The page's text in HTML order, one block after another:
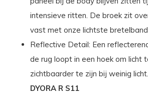
intensieve ritten. De broek zit
vast met onze lichtste
Reflective Detail: Een
de rug loopt in een hoek om licht
zichtbaarder te zijn bij weinig licht.
DYORA R S11